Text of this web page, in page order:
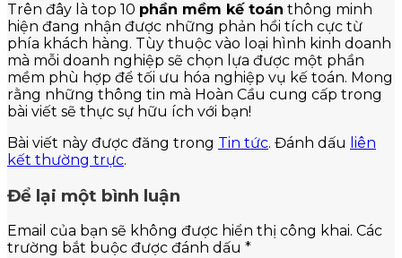
Trên đây là top 10 phần mềm kế toán thông minh
hiện đang nhận được những phản hồi tích cực từ
phía khách hàng. Tùy thuộc vào loại hình kinh doanh
mà mỗi doanh nghiệp sẽ chọn lựa được một phần
mềm phù hợp để tối ưu hóa nghiệp vụ kế toán. Mong
rằng những thông tin mà Hoàn Cầu cung cấp trong
bài viết sẽ thực sự hữu ích với bạn!
Bài viết này được đăng trong Tin tức. Đánh dấu liên
kết thường trực.
Để lại một bình luận
Email của bạn sẽ không được hiển thị công khai. Các
trường bắt buộc được đánh dấu *